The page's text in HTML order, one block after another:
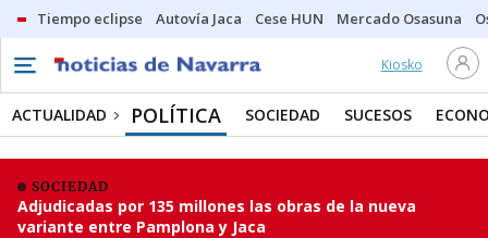
Tiempo eclipse Autovía Jaca Cese HUN Mercado Osasuna
Kiosko
ACTUALIDAD POLÍTICA SOCIEDAD SUCESOS
SOCIEDAD
Adjudicadas por 135 millones las obras de la nueva
variante entre Pamplona y Jaca